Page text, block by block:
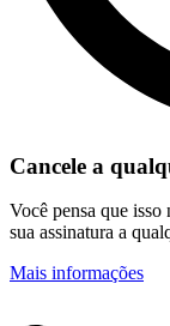
Cancele a
Você pensa que isso
sua assinatura a
Mais informações